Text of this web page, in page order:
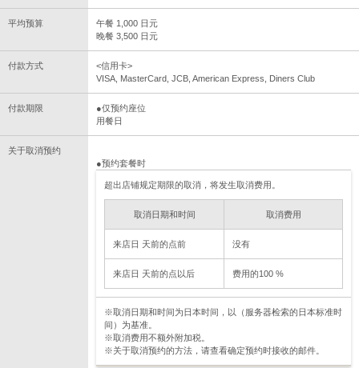
平均预算
午餐 1,000 日元
晚餐 3,500 日元
付款方式
<信用卡>
VISA, MasterCard, JCB, American Express, Diners Club
付款期限
●仅预约座位
用餐日
关于取消预约
●预约套餐时
超出店铺规定期限的取消，将发生取消费用。
取消日期和时间 取消费用
来店日 天前的点前 没有
来店日 天前的点以后 费用的100 %
※取消日期和时间为日本时间，以（服务器检索的日本标准时
间）为基准。
※取消费用不额外附加税。
※关于取消预约的方法，请查看确定预约时接收的邮件。